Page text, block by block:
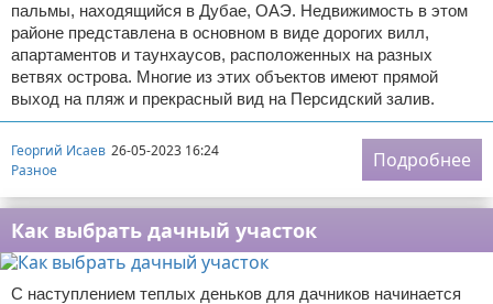
пальмы, находящийся в Дубае, ОАЭ. Недвижимость в этом
районе представлена в основном в виде дорогих вилл,
апартаментов и таунхаусов, расположенных на разных
ветвях острова. Многие из этих объектов имеют прямой
выход на пляж и прекрасный вид на Персидский залив.
Георгий Исаев 26-05-2023 16:24
Разное
Подробнее
Как выбрать дачный участок
С наступлением теплых деньков для дачников начинается